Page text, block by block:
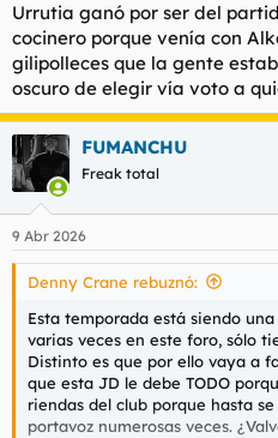
Urrutia ganó por ser del
cocinero porque venía con
gilipolleces que la gente
oscuro de elegir vía voto a
FUMANCHU
Freak total
9 Abr 2026
Denny Crane rebuznó:
Esta temporada está siendo
varias veces en este foro, sólo
Distinto es que por ello vaya a
que esta JD le debe TODO
riendas del club porque hasta
portavoz numerosas veces.